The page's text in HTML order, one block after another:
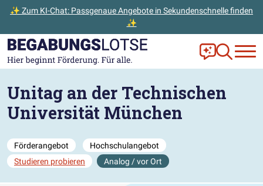
✨ Zum KI-Chat: Passgenaue Angebote in Sekundenschnelle finden
✨
Zum Hauptinhalt der Seite springen
Zur Startseite gehen Frag Ella!
Zur
Unitag an der Technischen
Universität München
Förderangebot
Hochschulangebot
Studieren probieren
Analog / vor Ort